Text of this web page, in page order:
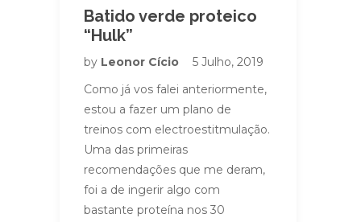
Batido verde proteico
“Hulk”
by Leonor Cício
5 Julho, 2019
Como já vos falei anteriormente,
estou a fazer um plano de
treinos com electroestitmulação.
Uma das primeiras
recomendações que me deram,
foi a de ingerir algo com
bastante proteína nos 30